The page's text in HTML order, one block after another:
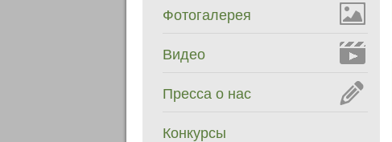
Фотогалерея
Видео
Пресса о нас
Конкурсы